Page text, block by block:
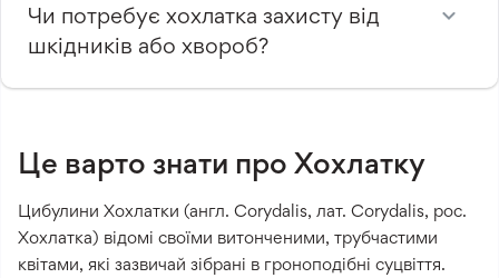
Чи потребує хохлатка захисту від
шкідників або хвороб?
Це варто знати про Хохлатку
Цибулини Хохлатки (англ. Corydalis, лат. Corydalis, рос.
Хохлатка) відомі своїми витонченими, трубчастими
квітами, які зазвичай зібрані в гроноподібні суцвіття.